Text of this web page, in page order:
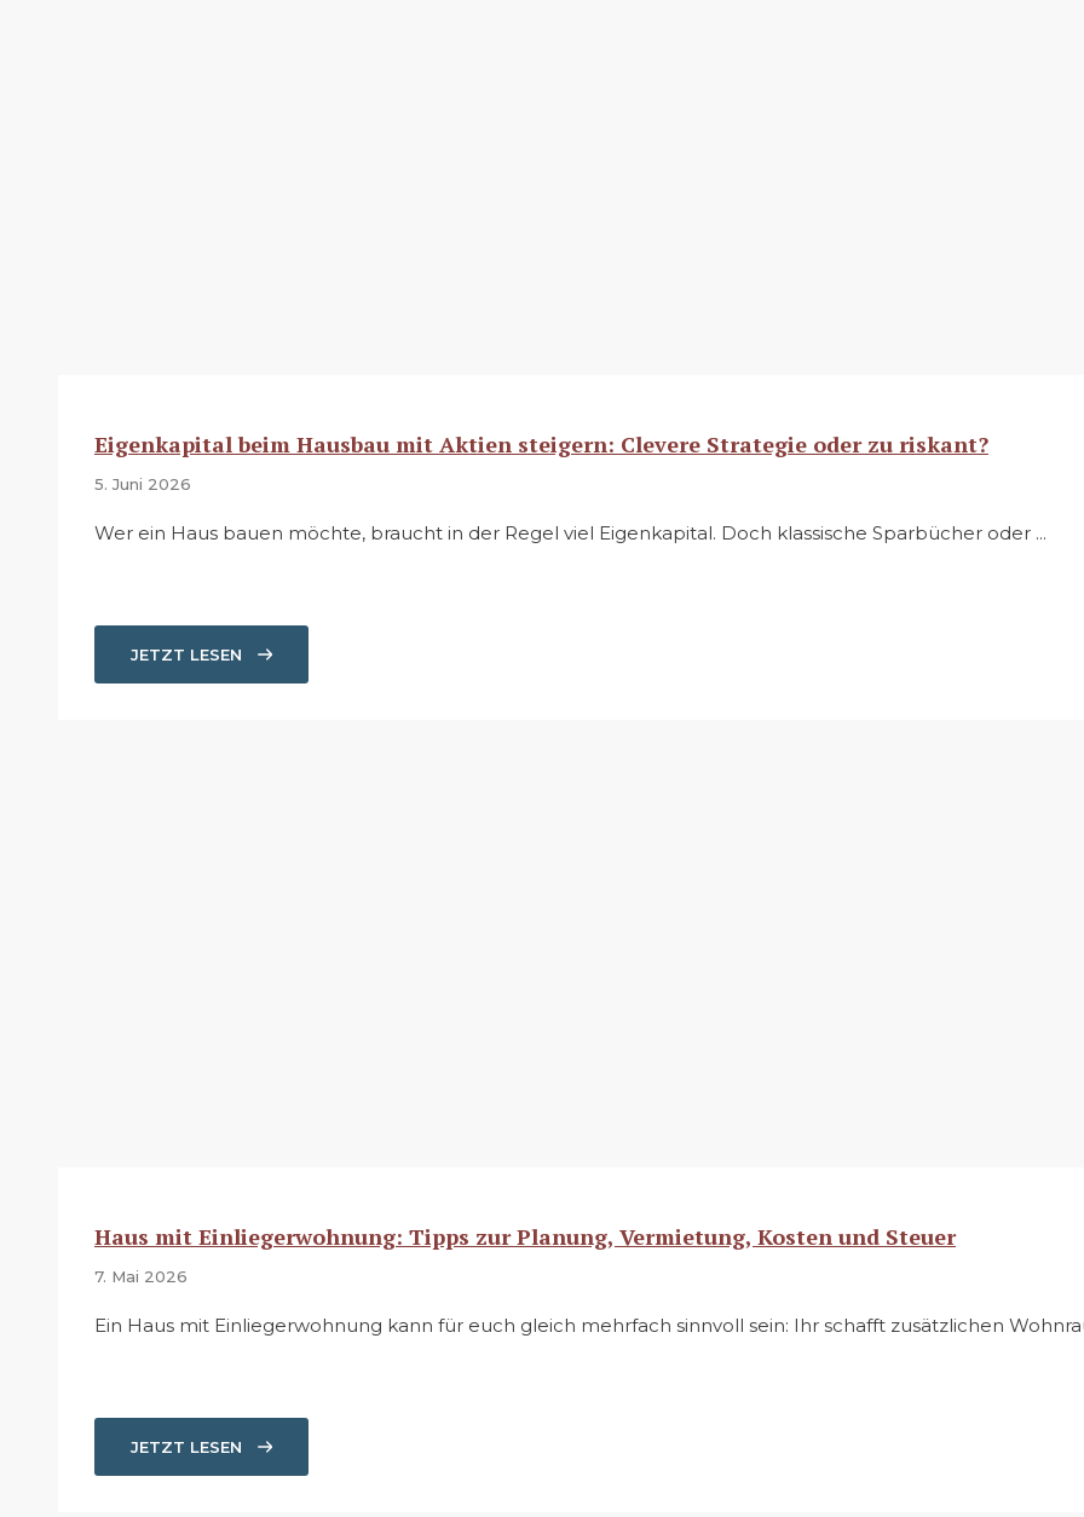
Eigenkapital beim Hausbau mit Aktien steigern: Clevere Strategie oder zu riskant?
5. Juni 2026
Wer ein Haus bauen möchte, braucht in der Regel viel Eigenkapital. Doch klassische Sparbücher oder ...
JETZT LESEN
Haus mit Einliegerwohnung: Tipps zur Planung, Vermietung, Kosten und Steuer
7. Mai 2026
Ein Haus mit Einliegerwohnung kann für euch gleich mehrfach sinnvoll sein: Ihr schafft zusätzlichen
JETZT LESEN